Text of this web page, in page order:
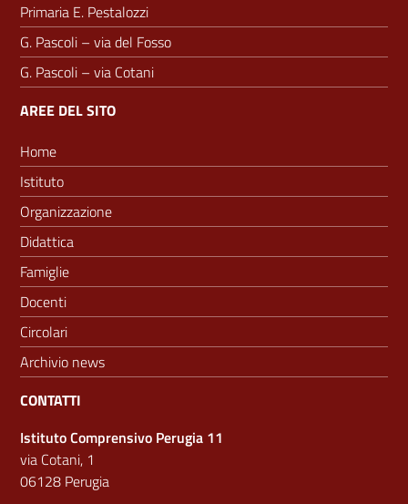
Primaria E. Pestalozzi
G. Pascoli – via del Fosso
G. Pascoli – via Cotani
AREE DEL SITO
Home
Istituto
Organizzazione
Didattica
Famiglie
Docenti
Circolari
Archivio news
CONTATTI
Istituto Comprensivo Perugia 11
via Cotani, 1
06128 Perugia